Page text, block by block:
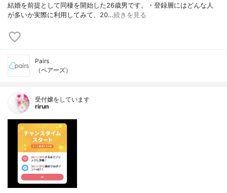
結婚を前提として同棲を開始した26歳男です。・登録層にはどんな人
が多いか実際に利用してみて、20…続きを見る
Pairs
（ペアーズ）
受付嬢をしています
rirun